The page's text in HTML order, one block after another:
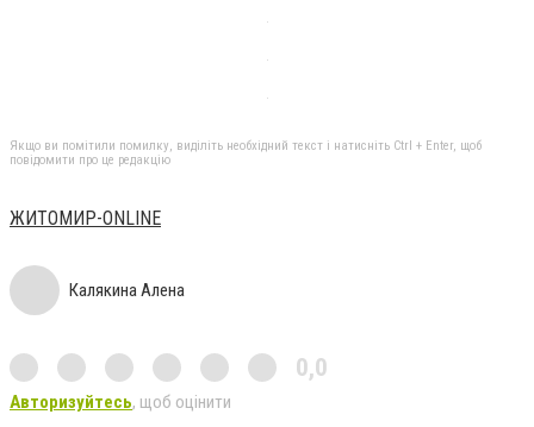
Якщо ви помітили помилку, виділіть необхідний текст і натисніть Ctrl + Enter, щоб
повідомити про це редакцію
ЖИТОМИР-ONLINE
Калякина Алена
0,0
Авторизуйтесь, щоб оцінити